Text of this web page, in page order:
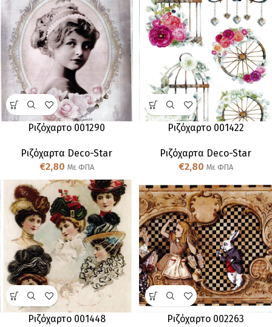
Ριζόχαρτο 001290
Ριζόχαρτα Deco-Star
€2,80 Με ΦΠΑ
Ριζόχαρτο 001422
Ριζόχαρτα Deco-Star
€2,80 Με ΦΠΑ
Ριζόχαρτο 001448 Ριζόχαρτο 002263